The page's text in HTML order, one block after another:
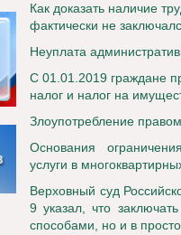
Как доказать наличие
фактически не
Неуплата
С 01.01.2019 граждане
налог и налог на
Злоупотребление
Основания
услуги в
Верховный суд
9 указал, что
способами, но и в